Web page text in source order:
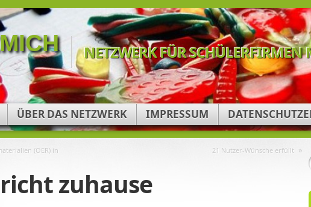
NETZWERK FÜR
ÜBER DAS NETZWERK IMPRESSUM
(OER) in
21 Nutzer-Wünsche erfüllt »
zuhause